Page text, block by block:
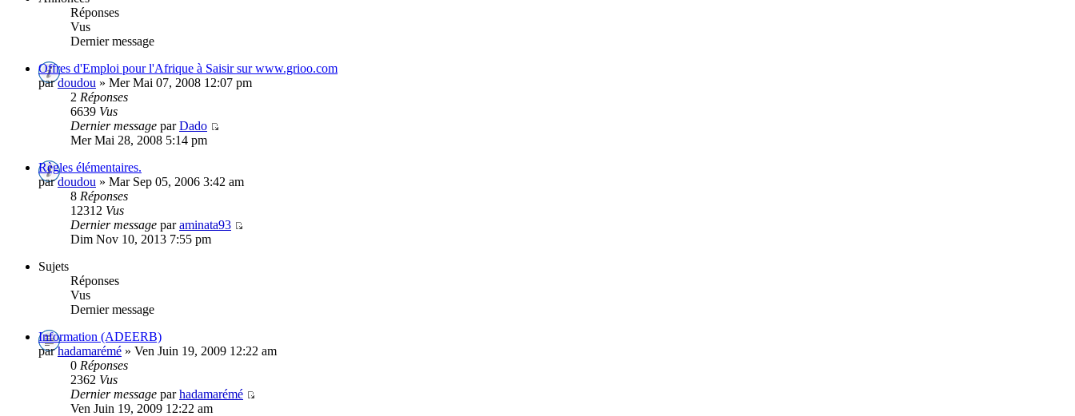
Réponses
Vus
Dernier message
Offres d'Emploi pour l'Afrique à Saisir sur www.grioo.com
pardoudou » Mer Mai 07, 2008 12:07 pm
2 Réponses
6639 Vus
Dernier message parDado
Mer Mai 28, 2008 5:14 pm
Règles élémentaires.
pardoudou » Mar Sep 05, 2006 3:42 am
8 Réponses
12312 Vus
Dernier message paraminata93
Dim Nov 10, 2013 7:55 pm
Sujets
Réponses
Vus
Dernier message
Information (ADEERB)
parhadamarémé » Ven Juin 19, 2009 12:22 am
0 Réponses
2362 Vus
Dernier message parhadamarémé
Ven Juin 19, 2009 12:22 am